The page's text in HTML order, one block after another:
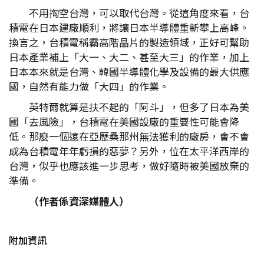
不用掏空台灣，可以取代台灣。從這角度來看，台
積電在日本建廠順利，將讓日本半導體重新攀上高峰。
換言之，台積電稱霸高階晶片的製造領域，正好可幫助
日本產業補上「大一、大二、甚至大三」的作業，加上
日本本來就是台灣、韓國半導體化學及設備的最大供應
國，自然有能力做「大四」的作業。
英特爾就算是扶不起的「阿斗」，但多了日本為美
國「去風險」，台積電在美國設廠的重要性可能會降
低。那麼一個遠在亞歷桑那州無法獲利的廠房，會不會
成為台積電年年虧損的惡夢？另外，位在太平洋西岸的
台灣，似乎也應該進一步思考，做好隨時被美國放棄的
準備。
（作者係資深媒體人）
附加資訊